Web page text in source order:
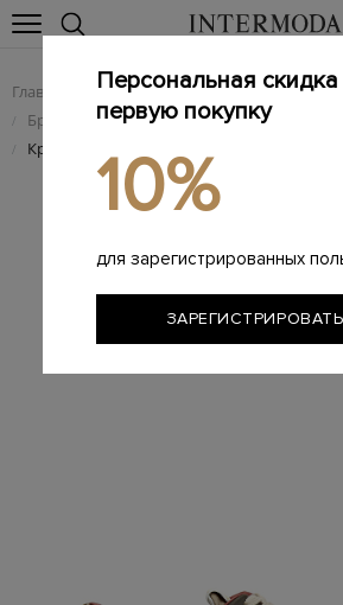
Главная Женщинам / Женская обувь
/ Брендовые женские кроссовки
/ Кроссовки Cassie из текстиля и замши с
Персональная скидка
первую покупку
10%
для зарегистрированных